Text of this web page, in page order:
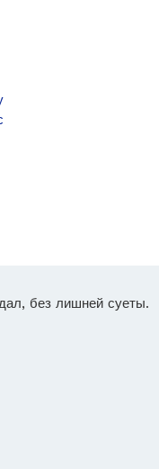
без лишней суеты.